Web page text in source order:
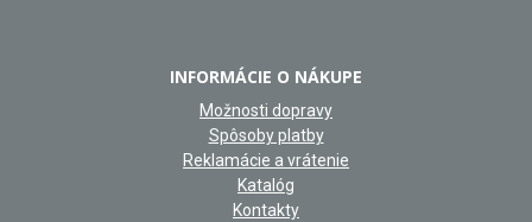
INFORMÁCIE O NÁKUPE
Možnosti dopravy
Spôsoby platby
Reklamácie a vrátenie
Katalóg
Kontakty